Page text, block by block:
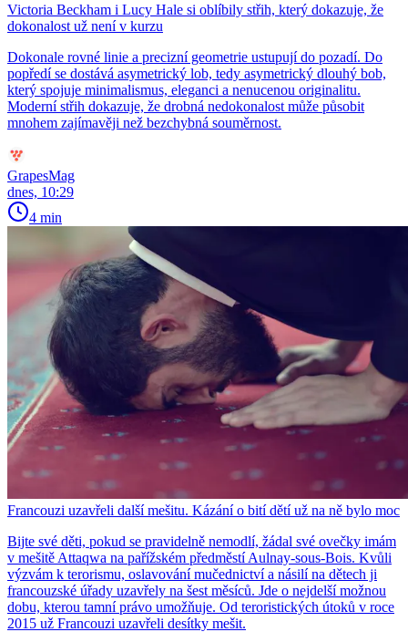
Victoria Beckham i Lucy Hale si oblíbily střih, který dokazuje, že
dokonalost už není v kurzu
Dokonale rovné linie a precizní geometrie ustupují do pozadí. Do
popředí se dostává asymetrický lob, tedy asymetrický dlouhý bob,
který spojuje minimalismus, eleganci a nenucenou originalitu.
Moderní střih dokazuje, že drobná nedokonalost může působit
mnohem zajímavěji než bezchybná souměrnost.
GrapesMag
dnes, 10:29
4 min
Francouzi uzavřeli další mešitu. Kázání o bití dětí už na ně bylo moc
Bijte své děti, pokud se pravidelně nemodlí, žádal své ovečky imám
v mešitě Attaqwa na pařížském předměstí Aulnay-sous-Bois. Kvůli
výzvám k terorismu, oslavování mučednictví a násilí na dětech ji
francouzské úřady uzavřely na šest měsíců. Jde o nejdelší možnou
dobu, kterou tamní právo umožňuje. Od teroristických útoků v roce
2015 už Francouzi uzavřeli desítky mešit.